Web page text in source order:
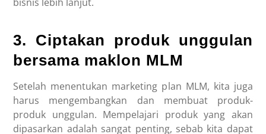
bisnis lebih lanjut.
3. Ciptakan produk unggulan
bersama maklon MLM
Setelah menentukan marketing plan MLM, kita juga
harus mengembangkan dan membuat produk-
produk unggulan. Mempelajari produk yang akan
dipasarkan adalah sangat penting, sebab kita dapat